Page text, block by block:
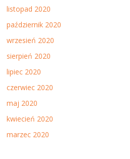
listopad 2020
październik 2020
wrzesień 2020
sierpień 2020
lipiec 2020
czerwiec 2020
maj 2020
kwiecień 2020
marzec 2020